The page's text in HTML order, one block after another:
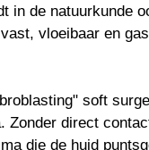
in de natuurkunde
vloeibaar en
soft
Zonder direct
die de huid